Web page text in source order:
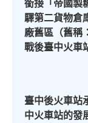
銜接「帝國製
驛第二貨物倉
廠舊區（舊稱
戰後臺中火車
臺中後火車站
中火車站的發